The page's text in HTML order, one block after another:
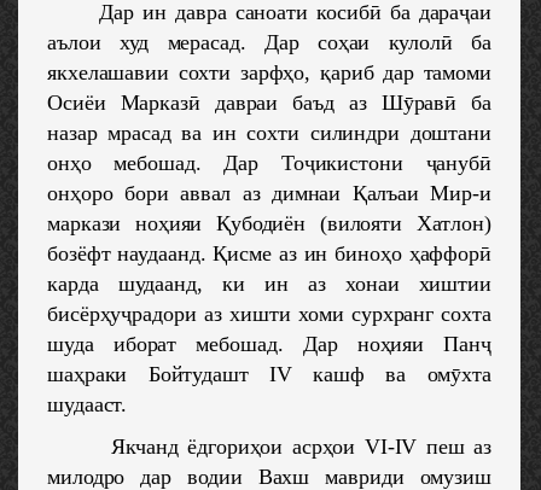
Дар ин давра саноати косибӣ ба дараҷаи
аълои худ мерасад. Дар соҳаи кулолӣ ба
якхелашавии сохти зарфҳо, қариб дар тамоми
Осиёи Марказӣ давраи баъд аз Шӯравӣ ба
назар мрасад ва ин сохти силиндри доштани
онҳо мебошад. Дар Тоҷикистони ҷанубӣ
онҳоро бори аввал аз димнаи Қалъаи Мир-и
маркази ноҳияи Қубодиён (вилояти Хатлон)
бозёфт наудаанд. Қисме аз ин биноҳо ҳаффорӣ
карда шудаанд, ки ин аз хонаи хиштии
бисёрҳуҷрадори аз хишти хоми сурхранг сохта
шуда иборат мебошад. Дар ноҳияи Панҷ
шаҳраки Бойтудашт IV кашф ва омӯхта
шудааст.
Якчанд ёдгориҳои асрҳои VI-IV пеш аз
милодро дар водии Вахш мавриди омузиш